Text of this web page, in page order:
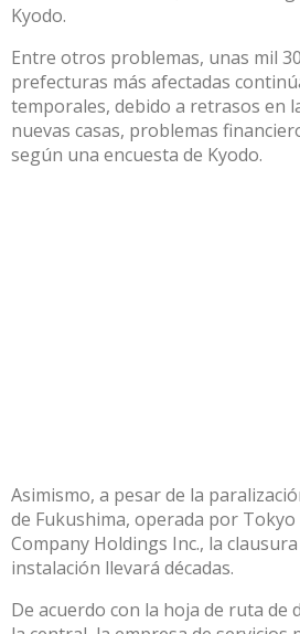
Kyodo.
Entre otros problemas, unas mil
prefecturas más afectadas
temporales, debido a retrasos en
nuevas casas, problemas
según una encuesta de Kyodo.
Asimismo, a pesar de la
de Fukushima, operada por Tokyo
Company Holdings Inc., la
instalación llevará décadas.
De acuerdo con la hoja de ruta de